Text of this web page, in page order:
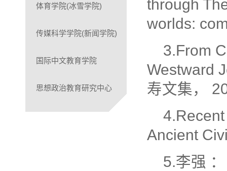
体育学院(冰雪学院)
传媒科学学院(新闻学院)
国际中文教育学院
思想政治教育研究中心
through
worlds:
3.From
Westward
寿文集，
Ancient
5.李强